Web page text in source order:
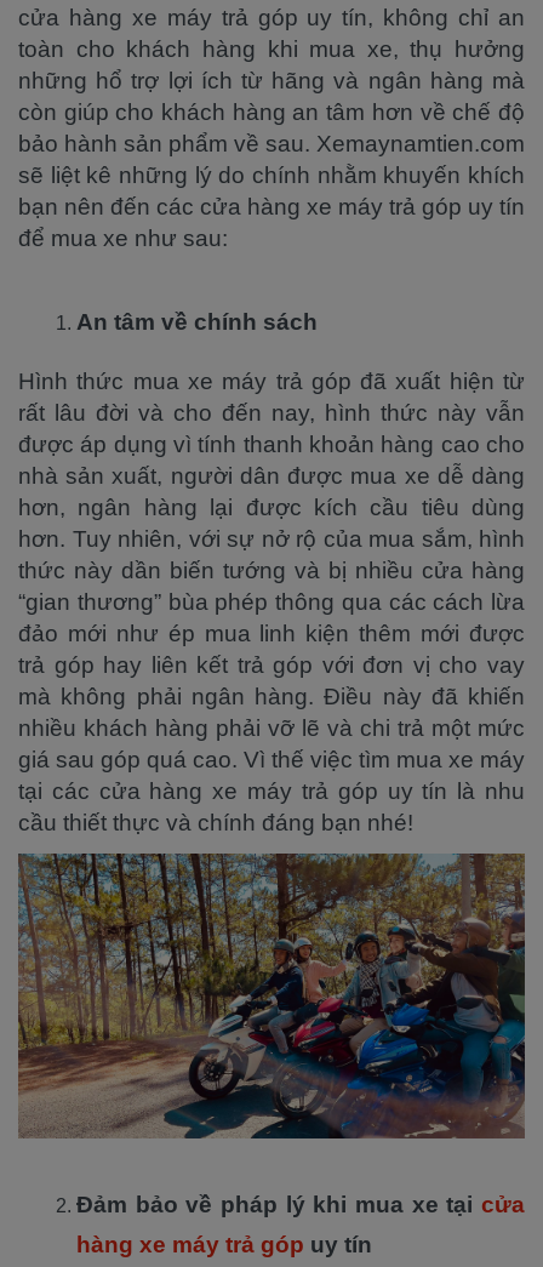
cửa hàng xe máy trả góp uy tín, không chỉ an
toàn cho khách hàng khi mua xe, thụ hưởng
những hổ trợ lợi ích từ hãng và ngân hàng mà
còn giúp cho khách hàng an tâm hơn về chế độ
bảo hành sản phẩm về sau. Xemaynamtien.com
sẽ liệt kê những lý do chính nhằm khuyến khích
bạn nên đến các cửa hàng xe máy trả góp uy tín
để mua xe như sau:
An tâm về chính sách
Hình thức mua xe máy trả góp đã xuất hiện từ
rất lâu đời và cho đến nay, hình thức này vẫn
được áp dụng vì tính thanh khoản hàng cao cho
nhà sản xuất, người dân được mua xe dễ dàng
hơn, ngân hàng lại được kích cầu tiêu dùng
hơn. Tuy nhiên, với sự nở rộ của mua sắm, hình
thức này dần biến tướng và bị nhiều cửa hàng
“gian thương” bùa phép thông qua các cách lừa
đảo mới như ép mua linh kiện thêm mới được
trả góp hay liên kết trả góp với đơn vị cho vay
mà không phải ngân hàng. Điều này đã khiến
nhiều khách hàng phải vỡ lẽ và chi trả một mức
giá sau góp quá cao. Vì thế việc tìm mua xe máy
tại các cửa hàng xe máy trả góp uy tín là nhu
cầu thiết thực và chính đáng bạn nhé!
Đảm bảo về pháp lý khi mua xe tại cửa
hàng xe máy trả góp uy tín